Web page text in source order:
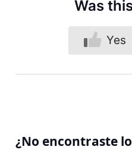
Was
Yes
¿No encontraste